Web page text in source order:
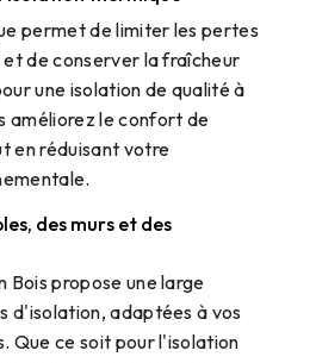
permet de limiter les pertes
de conserver la fraîcheur
une isolation de qualité à
améliorez le confort de
en réduisant votre
des murs et des
Bois propose une large
d'isolation, adaptées à vos
Que ce soit pour l'isolation